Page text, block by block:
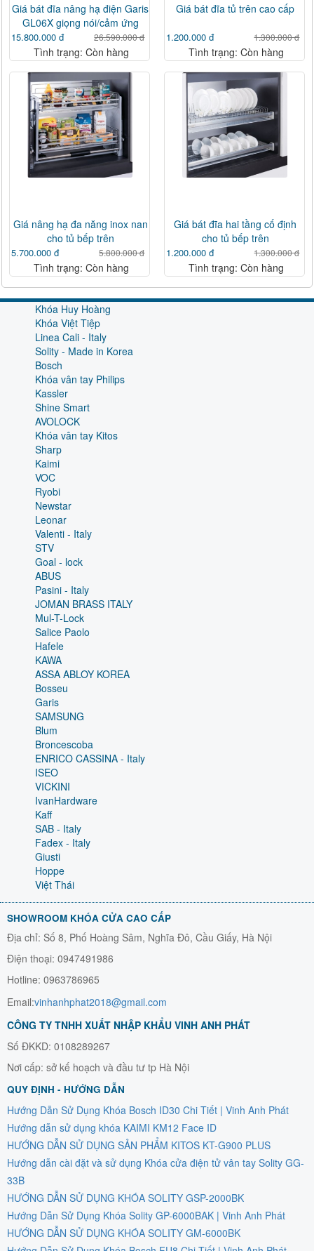
Giá bát đĩa nâng hạ điện Garis
GL06X giọng nói/cảm ứng
15.800.000 đ 26.590.000 đ
Tình trạng: Còn hàng
Giá bát đĩa tủ trên cao cấp
1.200.000 đ 1.300.000 đ
Tình trạng: Còn hàng
Giá nâng hạ đa năng inox nan
cho tủ bếp trên
5.700.000 đ 5.800.000 đ
Tình trạng: Còn hàng
Giá bát đĩa hai tầng cố định
cho tủ bếp trên
1.200.000 đ 1.300.000 đ
Tình trạng: Còn hàng
Khóa Huy Hoàng
Khóa Việt Tiệp
Linea Cali - Italy
Solity - Made in Korea
Bosch
Khóa vân tay Philips
Kassler
Shine Smart
AVOLOCK
Khóa vân tay Kitos
Sharp
Kaimi
VOC
Ryobi
Newstar
Leonar
Valenti - Italy
STV
Goal - lock
ABUS
Pasini - Italy
JOMAN BRASS ITALY
Mul-T-Lock
Salice Paolo
Hafele
KAWA
ASSA ABLOY KOREA
Bosseu
Garis
SAMSUNG
Blum
Broncescoba
ENRICO CASSINA - Italy
ISEO
VICKINI
IvanHardware
Kaff
SAB - Italy
Fadex - Italy
Giusti
Hoppe
Việt Thái
SHOWROOM KHÓA CỬA CAO CẤP
Địa chỉ: Số 8, Phố Hoàng Sâm, Nghĩa Đô, Cầu Giấy, Hà Nội
Điện thoại: 0947491986
Hotline: 0963786965
Email:vinhanhphat2018@gmail.com
CÔNG TY TNHH XUẤT NHẬP KHẨU VINH ANH PHÁT
Số ĐKKD: 0108289267
Nơi cấp: sở kế hoạch và đầu tư tp Hà Nội
QUY ĐỊNH - HƯỚNG DẪN
Hướng Dẫn Sử Dụng Khóa Bosch ID30 Chi Tiết | Vinh Anh Phát
Hướng dẫn sử dụng khóa KAIMI KM12 Face ID
HƯỚNG DẪN SỬ DỤNG SẢN PHẨM KITOS KT-G900 PLUS
Hướng dẫn cài đặt và sử dụng Khóa cửa điện tử vân tay Solity GG-
33B
HƯỚNG DẪN SỬ DỤNG KHÓA SOLITY GSP-2000BK
Hướng Dẫn Sử Dụng Khóa Solity GP-6000BAK | Vinh Anh Phát
HƯỚNG DẪN SỬ DỤNG KHÓA SOLITY GM-6000BK